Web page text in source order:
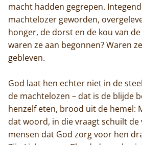
Home
De abdij
Actueel
Monnik
macht hadden gegrepen.
machtelozer geworden,
honger, de dorst en de kou van
waren ze aan begonnen? Waren
gebleven.
God laat hen echter niet in de
de machtelozen – dat is de blijde
henzelf eten, brood uit de hemel:
dat woord, in die vraagt schuilt de
mensen dat God zorg voor hen